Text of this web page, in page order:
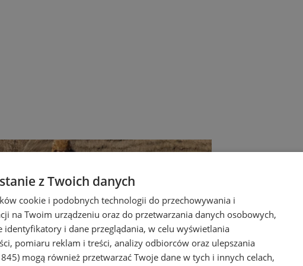
z Twoich danych
cookie i podobnych technologii do przechowywania i
na Twoim urządzeniu oraz do przetwarzania danych osobowych,
identyfikatory i dane przeglądania, w celu wyświetlania
pomiaru reklam i treści, analizy odbiorców oraz ulepszania
mogą również przetwarzać Twoje dane w tych i innych celach,